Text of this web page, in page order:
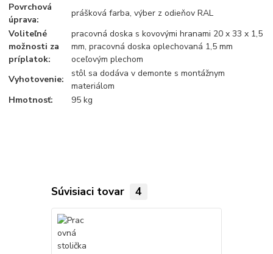
Povrchová
úprava:
prášková farba, výber z odieňov RAL
Voliteľné
možnosti za
príplatok:
pracovná doska s kovovými hranami 20 x 33 x 1,5
mm, pracovná doska oplechovaná 1,5 mm
oceľovým plechom
Vyhotovenie:
stôl sa dodáva v demonte s montážnym
materiálom
Hmotnosť:
95 kg
Súvisiaci tovar 4